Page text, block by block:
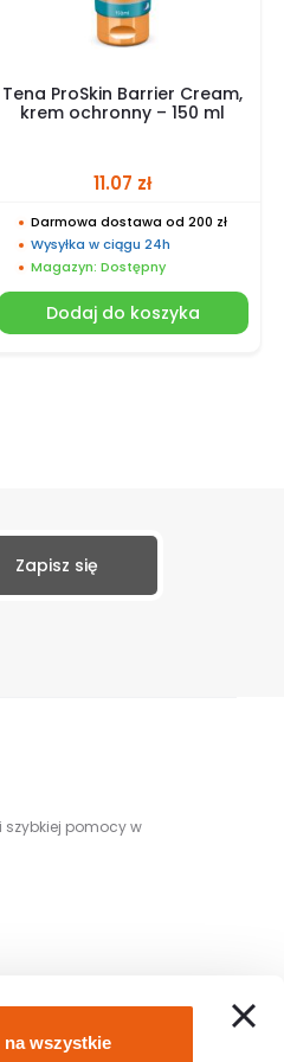
na wszystkie
Tena ProSkin Barrier Cream,
krem ochronny – 150 ml
11.07 zł
Darmowa dostawa od 200 zł
Wysyłka w ciągu 24h
Magazyn: Dostępny
Dodaj do koszyka
szybkiej pomocy w
z